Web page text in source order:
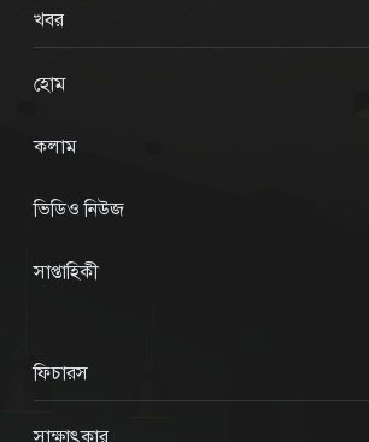
খবর
হোম
কলাম
ভিডিও নিউজ
সাপ্তাহিকী
ফিচারস